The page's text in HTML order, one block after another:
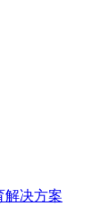
解决方案